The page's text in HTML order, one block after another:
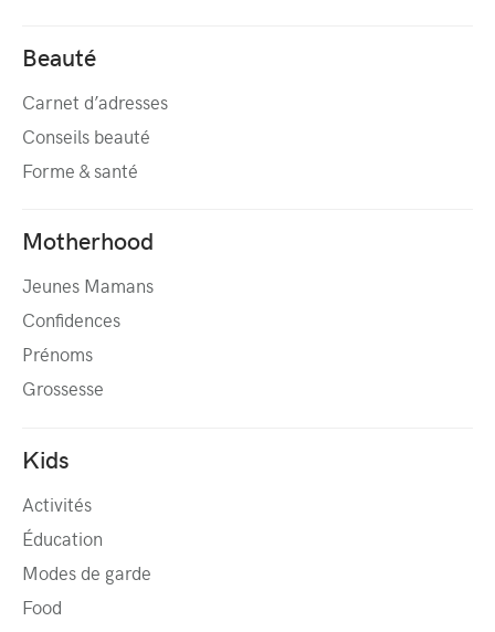
Beauté
Carnet d’adresses
Conseils beauté
Forme & santé
Motherhood
Jeunes Mamans
Confidences
Prénoms
Grossesse
Kids
Activités
Éducation
Modes de garde
Food